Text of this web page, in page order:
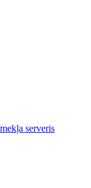
serveris